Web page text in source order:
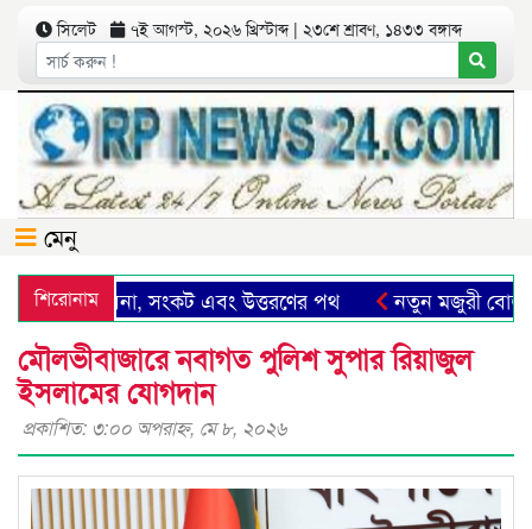
সিলেট ৭ই আগস্ট, ২০২৬ খ্রিস্টাব্দ | ২৩শে শ্রাবণ, ১৪৩৩ বঙ্গাব্দ
মেনু
শিরোনাম
সম্ভাবনা, সংকট এবং উত্তরণের পথ নতুন মজুরী বোর্ড
মৌলভীবাজারে নবাগত পুলিশ সুপার রিয়াজুল
ইসলামের যোগদান
প্রকাশিত: ৩:০০ অপরাহ্ণ, মে ৮, ২০২৬